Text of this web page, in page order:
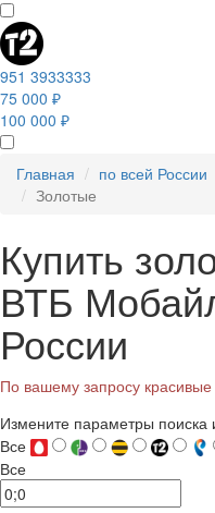
951 3933333
75 000 ₽
100 000 ₽
Главная по всей России
Золотые
Купить
ВТБ
России
По вашему запросу
Измените параметры поиска
Все
Все